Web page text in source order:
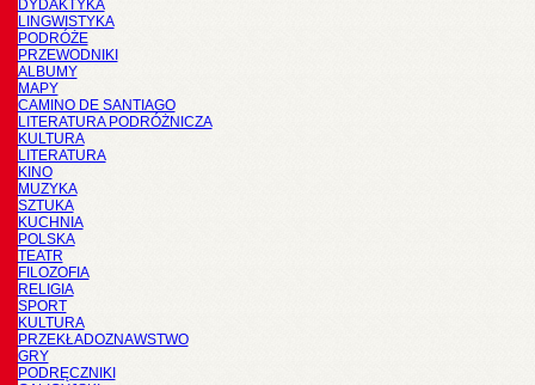
DYDAKTYKA
LINGWISTYKA
PODRÓŻE
PRZEWODNIKI
ALBUMY
MAPY
CAMINO DE SANTIAGO
LITERATURA PODRÓŻNICZA
KULTURA
LITERATURA
KINO
MUZYKA
SZTUKA
KUCHNIA
POLSKA
TEATR
FILOZOFIA
RELIGIA
SPORT
KULTURA
PRZEKŁADOZNAWSTWO
GRY
PODRĘCZNIKI